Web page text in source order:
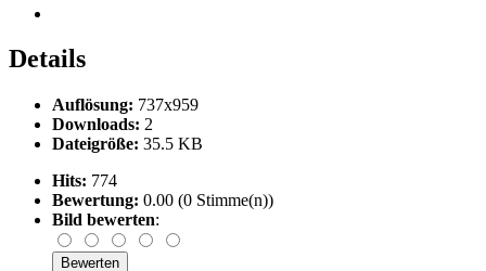
Details
Auflösung: 737x959
Downloads: 2
Dateigröße: 35.5 KB
Hits: 774
Bewertung: 0.00 (0 Stimme(n))
Bild bewerten: